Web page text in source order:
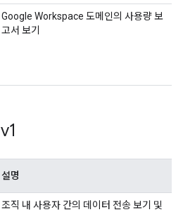
Google Workspace 도메인의 사용량 보
고서 보기
v1
설명
조직 내 사용자 간의 데이터 전송 보기 및